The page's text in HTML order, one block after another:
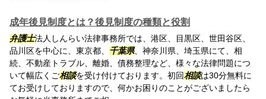
成年後見制度とは？後見制度の種類と役割
弁護士法人しんらい法律事務所では、港区、目黒区、世田谷区、
品川区を中心に、東京都、 千葉県、神奈川県、埼玉県にて、相
続、不動産トラブル、離婚、債務整理など、様々な法律問題につ
いて幅広くご相談を受け付けております。初回相談は30分無料に
てお受けしておりますので、何かお困りのことがございましたら